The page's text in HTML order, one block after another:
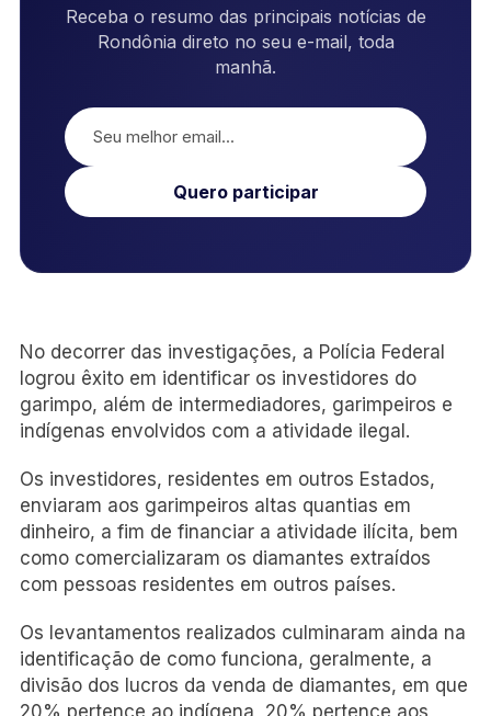
Receba o resumo das principais notícias de
Rondônia direto no seu e-mail, toda
manhã.
Quero participar
No decorrer das investigações, a Polícia Federal
logrou êxito em identificar os investidores do
garimpo, além de intermediadores, garimpeiros e
indígenas envolvidos com a atividade ilegal.
Os investidores, residentes em outros Estados,
enviaram aos garimpeiros altas quantias em
dinheiro, a fim de financiar a atividade ilícita, bem
como comercializaram os diamantes extraídos
com pessoas residentes em outros países.
Os levantamentos realizados culminaram ainda na
identificação de como funciona, geralmente, a
divisão dos lucros da venda de diamantes, em que